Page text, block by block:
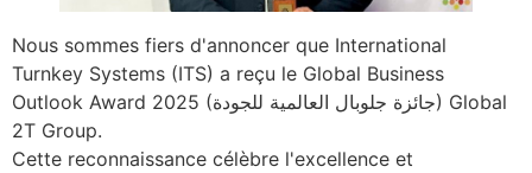
Nous sommes fiers d'annoncer que International
Turnkey Systems (ITS) a reçu le Global Business
Outlook Award 2025 (جائزة جلوبال العالمية للجودة) Global
2T Group.
Cette reconnaissance célèbre l'excellence et